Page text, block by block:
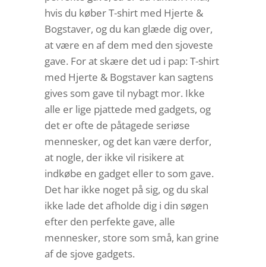
hvis du køber T-shirt med Hjerte &
Bogstaver, og du kan glæde dig over,
at være en af dem med den sjoveste
gave. For at skære det ud i pap: T-shirt
med Hjerte & Bogstaver kan sagtens
gives som gave til nybagt mor. Ikke
alle er lige pjattede med gadgets, og
det er ofte de påtagede seriøse
mennesker, og det kan være derfor,
at nogle, der ikke vil risikere at
indkøbe en gadget eller to som gave.
Det har ikke noget på sig, og du skal
ikke lade det afholde dig i din søgen
efter den perfekte gave, alle
mennesker, store som små, kan grine
af de sjove gadgets.